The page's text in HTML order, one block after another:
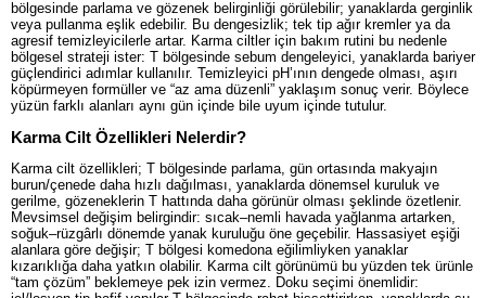
bölgesinde parlama ve gözenek belirginliği görülebilir; yanaklarda gerginlik
veya pullanma eşlik edebilir. Bu dengesizlik; tek tip ağır kremler ya da
agresif temizleyicilerle artar. Karma ciltler için bakım rutini bu nedenle
bölgesel strateji ister: T bölgesinde sebum dengeleyici, yanaklarda bariyer
güçlendirici adımlar kullanılır. Temizleyici pH’ının dengede olması, aşırı
köpürmeyen formüller ve “az ama düzenli” yaklaşım sonuç verir. Böylece
yüzün farklı alanları aynı gün içinde bile uyum içinde tutulur.
Karma Cilt Özellikleri Nelerdir?
Karma cilt özellikleri; T bölgesinde parlama, gün ortasında makyajın
burun/çenede daha hızlı dağılması, yanaklarda dönemsel kuruluk ve
gerilme, gözeneklerin T hattında daha görünür olması şeklinde özetlenir.
Mevsimsel değişim belirgindir: sıcak–nemli havada yağlanma artarken,
soğuk–rüzgârlı dönemde yanak kuruluğu öne geçebilir. Hassasiyet eşiği
alanlara göre değişir; T bölgesi komedona eğilimliyken yanaklar
kızarıklığa daha yatkın olabilir. Karma cilt görünümü bu yüzden tek ürünle
“tam çözüm” beklemeye pek izin vermez. Doku seçimi önemlidir: